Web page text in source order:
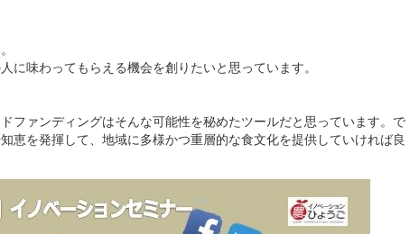
味わってもらえる機会を創りたいと思っています。
ファンディングはそんな可能性を秘めたツールだと思っています。で
恵を発揮して、地域に多様かつ重層的な食文化を提供していければ良